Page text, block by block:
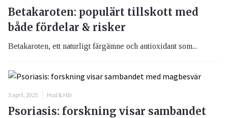
Betakaroten: populärt tillskott med
både fördelar & risker
Betakaroten, ett naturligt färgämne och antioxidant som...
3 april, 2025 Hud & Hår
Psoriasis: forskning visar sambandet